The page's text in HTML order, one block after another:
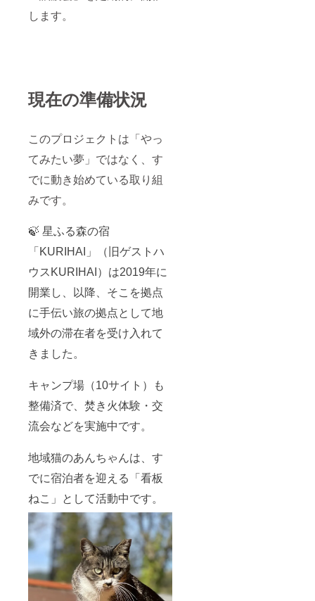
します。
現在の準備状況
このプロジェクトは「やっ
てみたい夢」ではなく、す
でに動き始めている取り組
みです。
🍃 星ふる森の宿
「KURIHAI」（旧ゲストハ
ウスKURIHAI）は2019年に
開業し、以降、そこを拠点
に手伝い旅の拠点として地
域外の滞在者を受け入れて
きました。
キャンプ場（10サイト）も
整備済で、焚き火体験・交
流会などを実施中です。
地域猫のあんちゃんは、す
でに宿泊者を迎える「看板
ねこ」として活動中です。